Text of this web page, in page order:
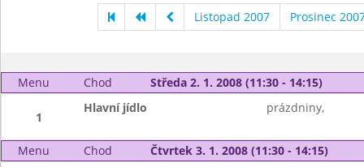
Listopad 2007 Prosinec
Menu Chod Středa 2. 1. 2008 (11:30 - 14:15)
1
Hlavní jídlo prázdniny,
Menu Chod Čtvrtek 3. 1. 2008 (11:30 - 14:15)